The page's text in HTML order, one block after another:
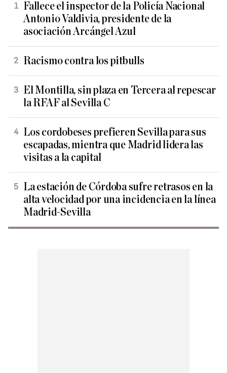
Fallece el inspector de la Policía Nacional
Antonio Valdivia, presidente de la
asociación Arcángel Azul
Racismo contra los pitbulls
El Montilla, sin plaza en Tercera al repescar
la RFAF al Sevilla C
Los cordobeses prefieren Sevilla para sus
escapadas, mientra que Madrid lidera las
visitas a la capital
La estación de Córdoba sufre retrasos en la
alta velocidad por una incidencia en la línea
Madrid-Sevilla